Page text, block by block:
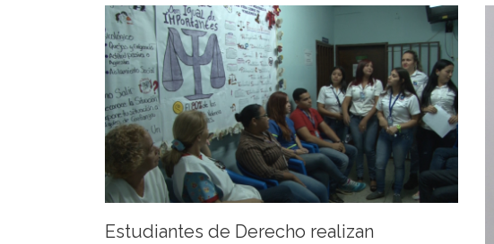
prácticos, con los cuales puedan […]
Estudiantes de Derecho realizan